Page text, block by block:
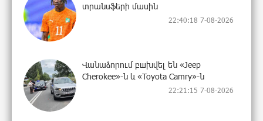
տրանսֆերի մասին
22:40:18 7-08-2026
Վանաձորում բшխվել են «Jeep
Cherokee»-ն և «Toyota Camry»-ն
22:21:15 7-08-2026